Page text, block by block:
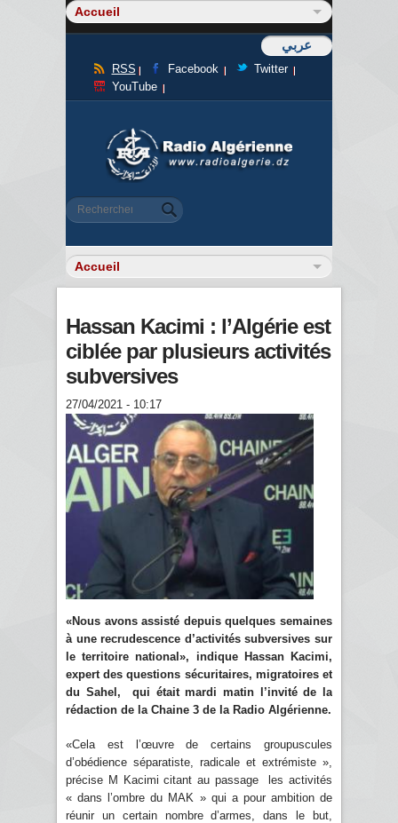
عربي
RSS Facebook
Twitter
YouTube
Formulaire de recherche
Rechercher
Hassan Kacimi : l’Algérie est
ciblée par plusieurs activités
subversives
27/04/2021 - 10:17
«Nous avons assisté depuis quelques semaines
à une recrudescence d’activités subversives sur
le territoire national», indique Hassan Kacimi,
expert des questions sécuritaires, migratoires et
du Sahel, qui était mardi matin l’invité de la
rédaction de la Chaine 3 de la Radio Algérienne.
«Cela est l’œuvre de certains groupuscules
d’obédience séparatiste, radicale et extrémiste »,
précise M Kacimi citant au passage les activités
« dans l’ombre du MAK » qui a pour ambition de
réunir un certain nombre d’armes, dans le but,